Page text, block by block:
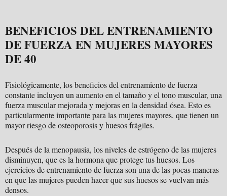
BENEFICIOS DEL ENTRENAMIENTO
DE FUERZA EN MUJERES MAYORES
DE 40
Fisiológicamente, los beneficios del entrenamiento de fuerza
constante incluyen un aumento en el tamaño y el tono muscular, una
fuerza muscular mejorada y mejoras en la densidad ósea. Esto es
particularmente importante para las mujeres mayores, que tienen un
mayor riesgo de osteoporosis y huesos frágiles.
Después de la menopausia, los niveles de estrógeno de las mujeres
disminuyen, que es la hormona que protege tus huesos. Los
ejercicios de entrenamiento de fuerza son una de las pocas maneras
en que las mujeres pueden hacer que sus huesos se vuelvan más
densos.